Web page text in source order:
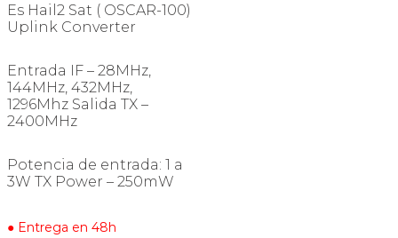
Es Hail2 Sat ( OSCAR-100)
Uplink Converter
Entrada IF – 28MHz,
144MHz, 432MHz,
1296Mhz Salida TX –
2400MHz
Potencia de entrada: 1 a
3W TX Power – 250mW
● Entrega en 48h